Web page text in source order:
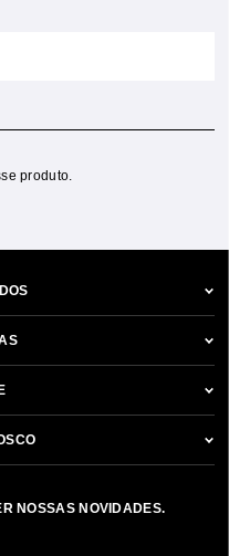
produto.
NOSSAS NOVIDADES.